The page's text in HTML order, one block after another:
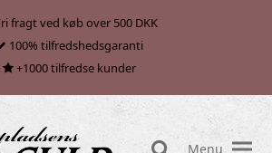
fragt ved køb over 500 DKK
100% tilfredshedsgaranti
+1000 tilfredse kunder
Menu